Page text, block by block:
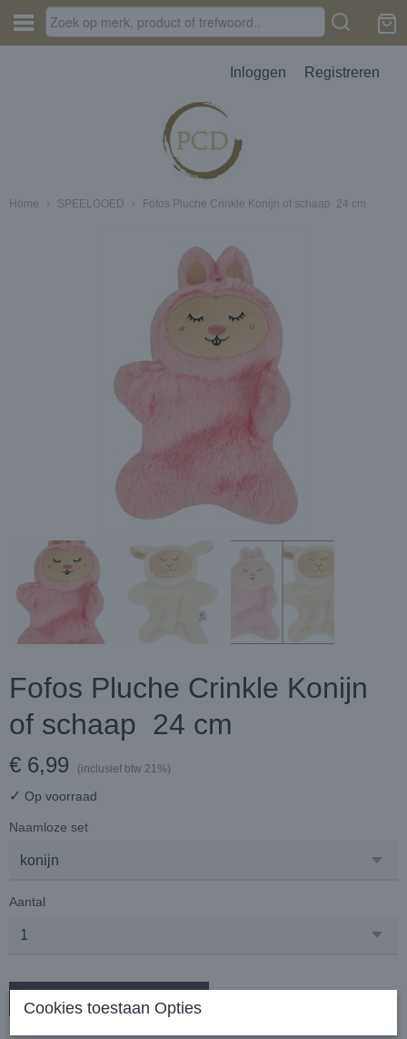
Inloggen Registreren
Home › SPEELGOED › Fofos Pluche Crinkle Konijn of schaap 24 cm
Fofos Pluche Crinkle Konijn
of schaap 24 cm
€ 6,99 (inclusief btw 21%)
✓ Op voorraad
Naamloze set
Aantal
In winkelwagen
Cookies toestaan Opties